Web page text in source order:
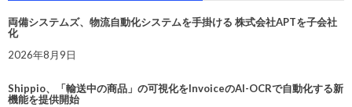
両備システムズ、物流自動化システムを手掛ける 株式会社APTを子会社
化
2026年8月9日
Shippio、「輸送中の商品」の可視化をInvoiceのAI-OCRで自動化する新
機能を提供開始